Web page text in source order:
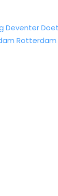
Deventer
Rotterdam